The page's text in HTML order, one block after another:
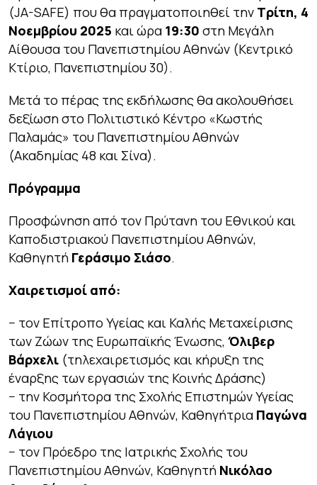
(JA-SAFE) που θα πραγματοποιηθεί την Τρίτη, 4
Νοεμβρίου 2025 και ώρα 19:30 στη Μεγάλη
Αίθουσα του Πανεπιστημίου Αθηνών (Κεντρικό
Κτίριο, Πανεπιστημίου 30).
Μετά το πέρας της εκδήλωσης θα ακολουθήσει
δεξίωση στο Πολιτιστικό Κέντρο «Κωστής
Παλαμάς» του Πανεπιστημίου Αθηνών
(Ακαδημίας 48 και Σίνα).
Πρόγραμμα
Προσφώνηση από τον Πρύτανη του Εθνικού και
Καποδιστριακού Πανεπιστημίου Αθηνών,
Καθηγητή Γεράσιμο Σιάσο.
Χαιρετισμοί από:
− τον Επίτροπο Υγείας και Καλής Μεταχείρισης
των Ζώων της Ευρωπαϊκής Ένωσης, Όλιβερ
Βάρχελι (τηλεχαιρετισμός και κήρυξη της
έναρξης των εργασιών της Κοινής Δράσης)
− την Κοσμήτορα της Σχολής Επιστημών Υγείας
του Πανεπιστημίου Αθηνών, Καθηγήτρια Παγώνα
Λάγιου
− τον Πρόεδρο της Ιατρικής Σχολής του
Πανεπιστημίου Αθηνών, Καθηγητή Νικόλαο